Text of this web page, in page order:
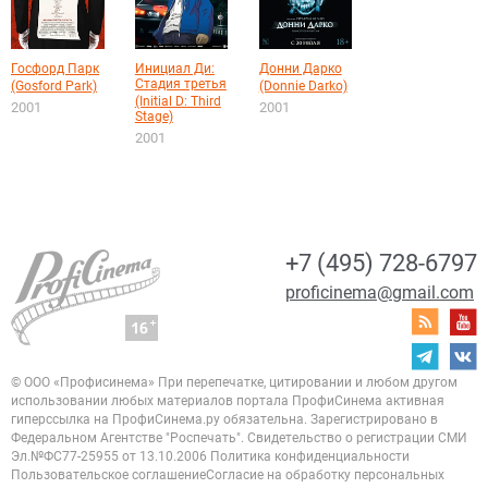
Госфорд Парк
(Gosford Park)
2001
Инициал Ди:
Стадия третья
(Initial D: Third
Stage)
2001
Донни Дарко
(Donnie Darko)
2001
+7 (495) 728-6797
proficinema@gmail.com
© ООО «Профисинема» При перепечатке, цитировании и любом другом
использовании любых материалов портала ПрофиСинема активная
гиперссылка на ПрофиСинема.ру обязательна. Зарегистрировано в
Федеральном Агентстве "Роспечать". Свидетельство о регистрации СМИ
Эл.№ФС77-25955 от 13.10.2006 Политика конфиденциальности
Пользовательское соглашениеСогласие на обработку персональных